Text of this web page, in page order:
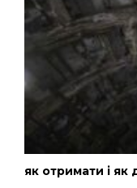
як отримати і як